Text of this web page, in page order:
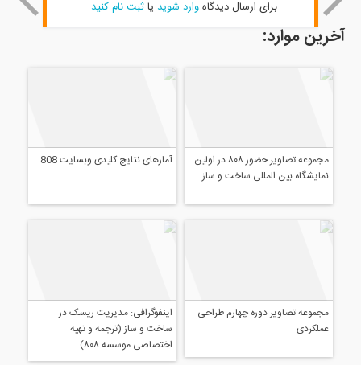
برای ارسال دیدگاه وارد شویدیاثبت نام کنید.
موارد:
اینفوگرافی: مدیریت ریسک در
ساخت و ساز (ترجمه و تهیه